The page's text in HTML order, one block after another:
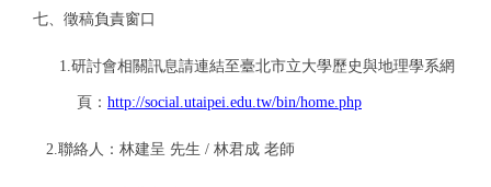
七、徵稿負責窗口
1.研討會相關訊息請連結至臺北市立大學歷史與地理學系網
頁： http://social.utaipei.edu.tw/bin/home.php
2.聯絡人：林建呈 先生 / 林君成 老師